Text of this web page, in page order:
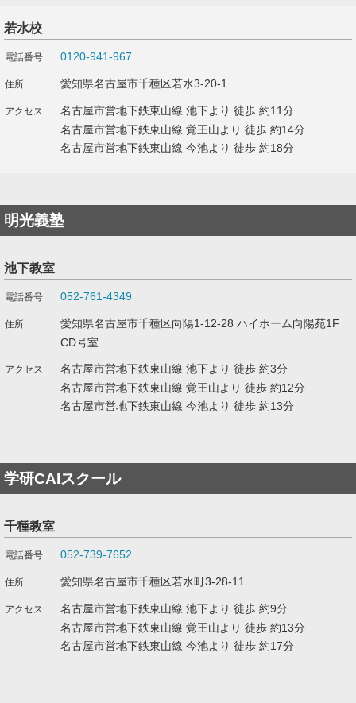
若水校
0120-941-967
愛知県名古屋市千種区若水3-20-1
名古屋市営地下鉄東山線 池下より 徒歩 約11分
名古屋市営地下鉄東山線 覚王山より 徒歩 約14分
名古屋市営地下鉄東山線 今池より 徒歩 約18分
明光義塾
池下教室
052-761-4349
愛知県名古屋市千種区向陽1-12-28 ハイホーム向陽苑1F
CD号室
名古屋市営地下鉄東山線 池下より 徒歩 約3分
名古屋市営地下鉄東山線 覚王山より 徒歩 約12分
名古屋市営地下鉄東山線 今池より 徒歩 約13分
学研CAIスクール
千種教室
052-739-7652
愛知県名古屋市千種区若水町3-28-11
名古屋市営地下鉄東山線 池下より 徒歩 約9分
名古屋市営地下鉄東山線 覚王山より 徒歩 約13分
名古屋市営地下鉄東山線 今池より 徒歩 約17分